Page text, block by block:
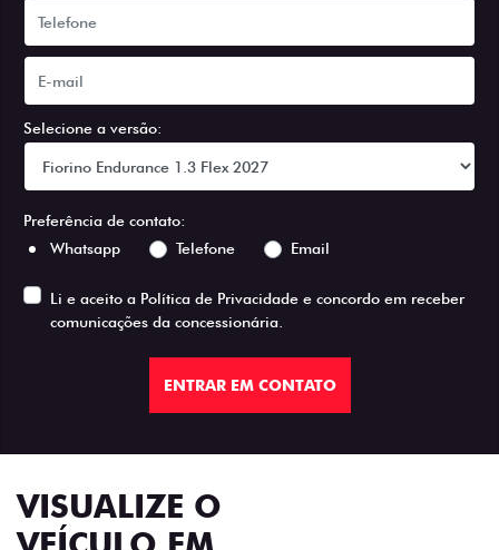
Selecione a versão:
Preferência de contato:
Whatsapp
Telefone Email
Li e aceito a Política de Privacidade e concordo em receber
comunicações da concessionária.
ENTRAR EM CONTATO
VISUALIZE O